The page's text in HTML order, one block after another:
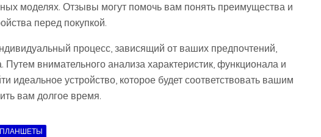
моделях. Отзывы могут помочь вам понять преимущества и
перед покупкой.
процесс, зависящий от ваших предпочтений,
Путем внимательного анализа характеристик, функционала и
идеальное устройство, которое будет соответствовать вашим
вам долгое время.